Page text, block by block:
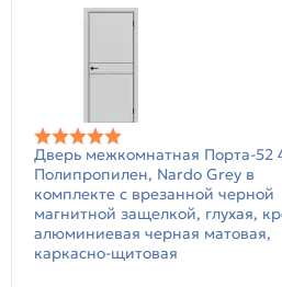
Дверь межкомнатная Порта-52
Полипропилен, Nardo Grey в
комплекте с врезанной черной
магнитной защелкой, глухая,
алюминиевая черная матовая,
каркасно-щитовая